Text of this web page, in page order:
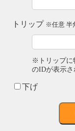
トリップ ※任意 半
※トリップに
のIDが表示さ
下げ